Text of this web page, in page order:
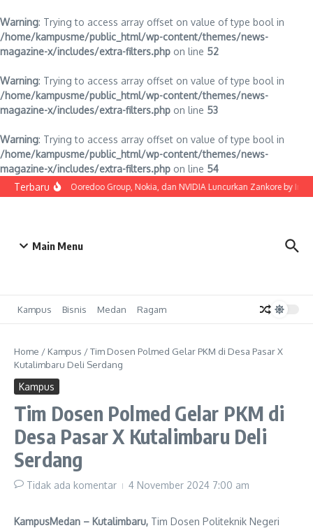
Warning: Trying to access array offset on value of type bool in
/home/kampusme/public_html/wp-content/themes/news-
magazine-x/includes/extra-filters.php on line 52
Warning: Trying to access array offset on value of type bool in
/home/kampusme/public_html/wp-content/themes/news-
magazine-x/includes/extra-filters.php on line 53
Warning: Trying to access array offset on value of type bool in
/home/kampusme/public_html/wp-content/themes/news-
magazine-x/includes/extra-filters.php on line 54
Lewati ke konten
TerbaruIndosat, Ooredoo Group, Nokia, dan NVIDIA Luncurkan Zankore by
Main Menu
Kampus Bisnis Medan Ragam
Home / Kampus /Tim Dosen Polmed Gelar PKM di Desa Pasar X
Kutalimbaru Deli Serdang
Kampus
Tim Dosen Polmed Gelar PKM di
Desa Pasar X Kutalimbaru Deli
Serdang
Tidak ada komentar 4 November 2024 7:00 am
KampusMedan – Kutalimbaru, Tim Dosen Politeknik Negeri